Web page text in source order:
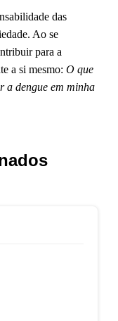
das
Ao se
para a
a si mesmo: O que
a dengue em minha